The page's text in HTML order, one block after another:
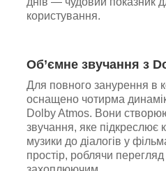
користування.
Об’ємне звучання з
Для повного занурення в
оснащено чотирма
Dolby Atmos. Вони
звучання, яке підкреслює
музики до діалогів у
простір, роблячи